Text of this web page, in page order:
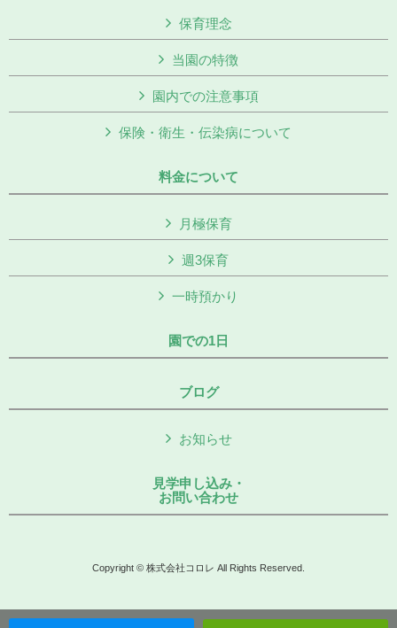
保育理念
当園の特徴
園内での注意事項
保険・衛生・伝染病について
料金について
月極保育
週3保育
一時預かり
園での1日
ブログ
お知らせ
見学申し込み・
お問い合わせ
Copyright © 株式会社コロレ All Rights Reserved.